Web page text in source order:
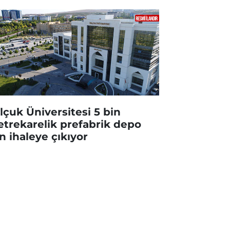
Üniversitesi 5 bin
prefabrik depo
ihaleye çıkıyor